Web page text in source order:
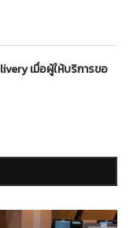
เมื่อผู้ให้บริการขอ